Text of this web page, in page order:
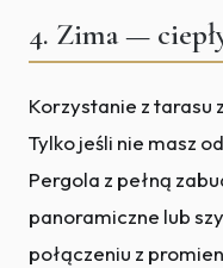
4. Zima —
Korzystanie z tarasu
Tylko jeśli nie masz
Pergola z pełną
panoramiczne lub
połączeniu z